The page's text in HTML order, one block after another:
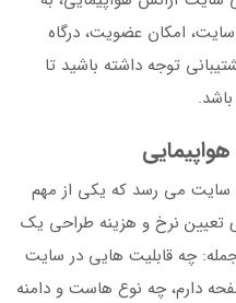
امکان عضویت، درگاه
توجه داشته باشید تا
می رسد که یکی از مهم
تعیین نرخ و هزینه طراحی یک
چه قابلیت هایی در سایت
دارم، چه نوع هاست و دامنه